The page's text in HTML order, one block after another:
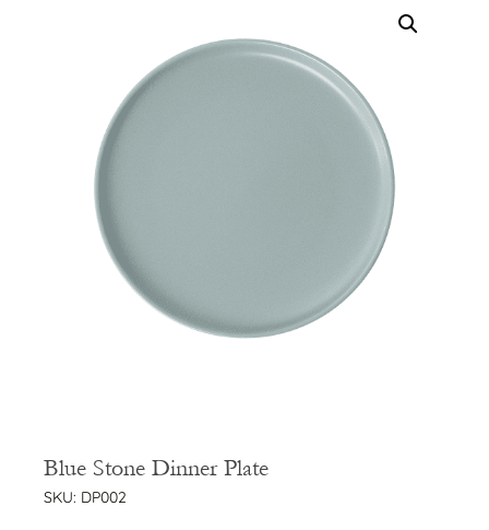
Blue Stone Dinner Plate
SKU: DP002